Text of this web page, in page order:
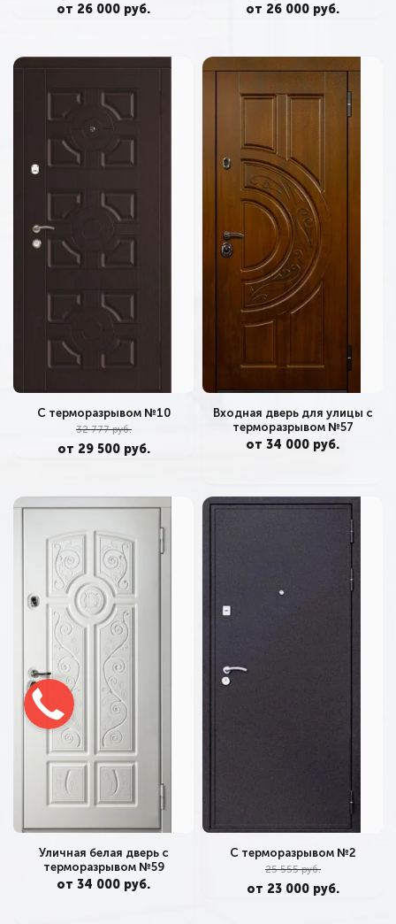
от 26 000 руб. от 26 000 руб.
С терморазрывом №10
32 777 руб.
от 29 500 руб.
Входная дверь для улицы с
терморазрывом №57
от 34 000 руб.
Уличная белая дверь с
терморазрывом №59
от 34 000 руб.
С терморазрывом №2
25 555 руб.
от 23 000 руб.